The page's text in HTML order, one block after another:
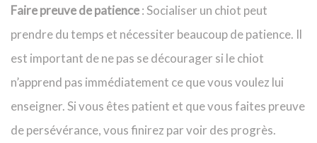
Faire preuve de patience: Socialiser un chiot peut
prendre du temps et nécessiter beaucoup de patience. Il
est important de ne pas se décourager si le chiot
n’apprend pas immédiatement ce que vous voulez lui
enseigner. Si vous êtes patient et que vous faites preuve
de persévérance, vous finirez par voir des progrès.